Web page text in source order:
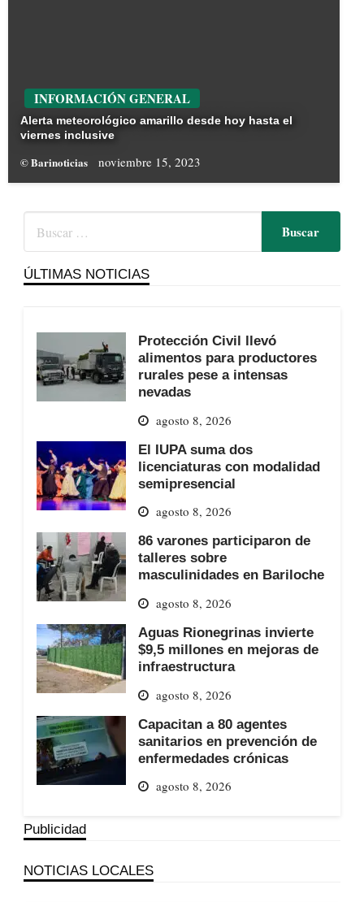
INFORMACIÓN GENERAL
Alerta meteorológico amarillo desde hoy hasta el
viernes inclusive
© Barinoticias noviembre 15, 2023
ÚLTIMAS NOTICIAS
Protección Civil llevó
alimentos para productores
rurales pese a intensas
nevadas
agosto 8, 2026
El IUPA suma dos
licenciaturas con modalidad
semipresencial
agosto 8, 2026
86 varones participaron de
talleres sobre
masculinidades en Bariloche
agosto 8, 2026
Aguas Rionegrinas invierte
$9,5 millones en mejoras de
infraestructura
agosto 8, 2026
Capacitan a 80 agentes
sanitarios en prevención de
enfermedades crónicas
agosto 8, 2026
Publicidad
NOTICIAS LOCALES